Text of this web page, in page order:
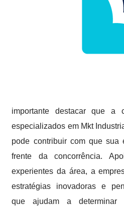
importante destacar que a
especializados em Mkt
pode contribuir com que sua
frente da concorrência.
experientes da área, a
estratégias inovadoras e
que ajudam a determinar